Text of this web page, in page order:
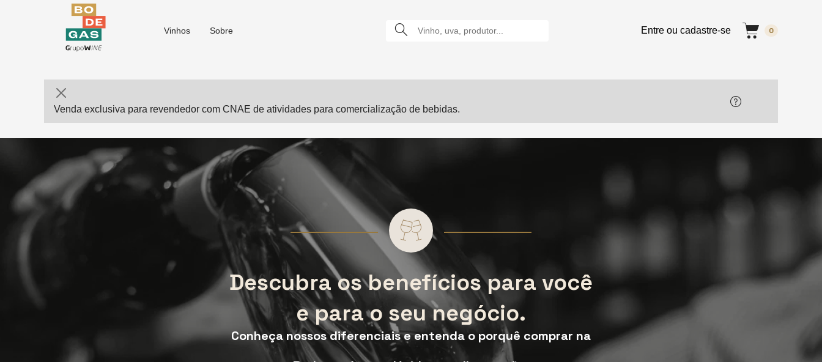
Vinhos Sobre Entre ou cadastre-se 0
Venda exclusiva para revendedor com CNAE de atividades para comercialização de bebidas.
Descubra os benefícios para você
e para o seu negócio.
Conheça nossos diferenciais e entenda o porquê comprar na